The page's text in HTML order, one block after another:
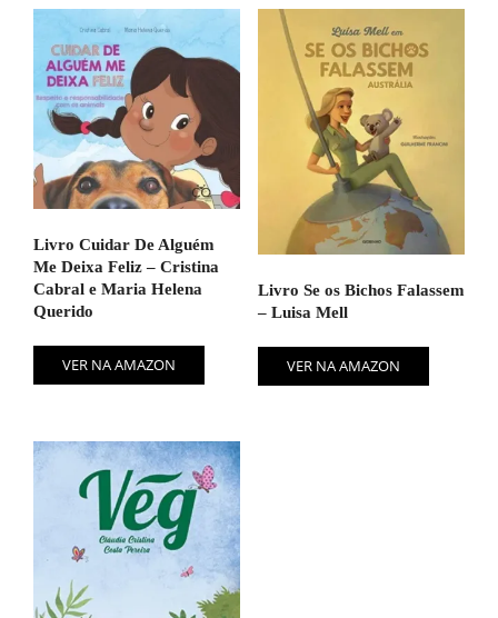
Livro Cuidar De Alguém
Me Deixa Feliz – Cristina
Cabral e Maria Helena
Querido
VER NA AMAZON
Livro Se os Bichos Falassem
– Luisa Mell
VER NA AMAZON